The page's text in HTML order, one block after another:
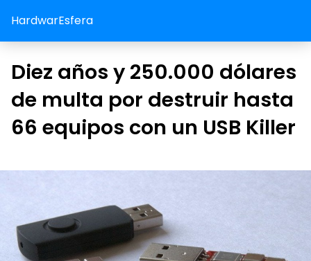
HardwarEsfera
Diez años y 250.000 dólares
de multa por destruir hasta
66 equipos con un USB Killer